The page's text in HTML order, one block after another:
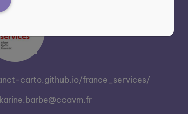
carto.github.io/france_services/
karine.barbe@ccavm.fr